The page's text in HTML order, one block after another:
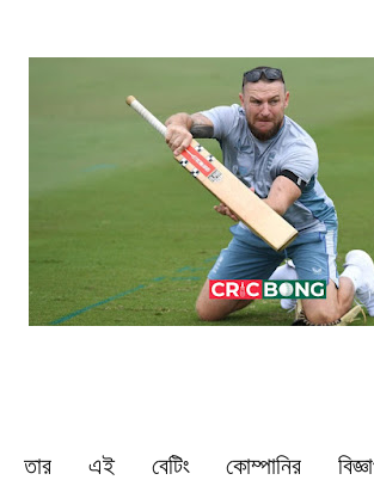
তার এই বেটিং কোম্পানির